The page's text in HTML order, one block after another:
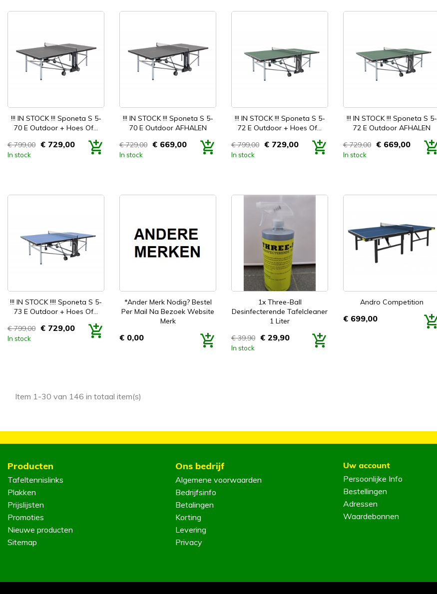
!!! IN STOCK !!! Sponeta S 5-
70 E Outdoor + Hoes Of...
Prijs
€ 799,00 € 729,00
In stock
Snel bekijken
!!! IN STOCK !!! Sponeta S 5-
70 E Outdoor AFHALEN
Prijs
€ 729,00 € 669,00
In stock
Snel bekijken
!!! IN STOCK !!! Sponeta S 5-
72 E Outdoor + Hoes Of...
Prijs
€ 799,00 € 729,00
In stock
Snel bekijken
!!! IN STOCK !!! Sponeta S 5-
72 E Outdoor AFHALEN
Prijs
€ 729,00 € 669,00
In stock
Snel bekijken
!!! IN STOCK !!!! Sponeta S 5-
73 E Outdoor + Hoes Of...
Prijs
€ 799,00 € 729,00
In stock
Snel bekijken
*Ander Merk Nodig? Bestel
Per Mail Na Bezoek Website
Merk
Prijs
€ 0,00
 Snel bekijken
1x Three-Ball
Desinfecterende Tafelcleaner
1 Liter
Prijs
€ 39,90 € 29,90
In stock
Snel bekijken Andro Competition
Prijs
€ 699,00
Snel bekijken
Item 1-30 van 146 in totaal item(s)
Producten
Tafeltennislinks
Plakken
Prijslijsten
Promoties
Nieuwe producten
Sitemap
Ons bedrijf
Algemene voorwaarden
Bedrijfsinfo
Betalingen
Korting
Levering
Privacy
Uw account
Persoonlijke Info
Bestellingen
Adressen
Waardebonnen